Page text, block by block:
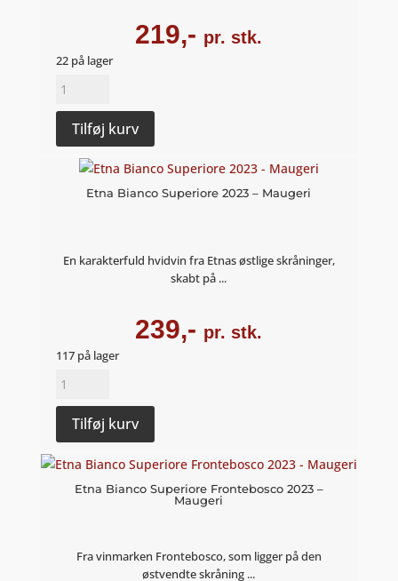
219,- pr. stk.
22 på lager
Etna
2024
-
Maugeri
Tilføj kurv
Etna Bianco Superiore 2023 – Maugeri
En karakterfuld hvidvin fra Etnas østlige skråninger,
skabt på ...
239,- pr. stk.
117 på lager
Etna
Superiore
2023
-
Maugeri
Tilføj kurv
Etna Bianco Superiore Frontebosco 2023 –
Maugeri
Fra vinmarken Frontebosco, som ligger på den
østvendte skråning ...